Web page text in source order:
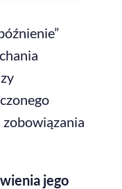
jego